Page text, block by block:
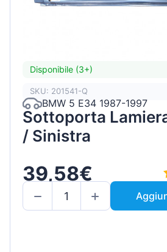
Disponibile (3+)
SKU: 201541-Q
BMW 5 E34 1987-1997
Sottoporta
/ Sinistra
39,58€